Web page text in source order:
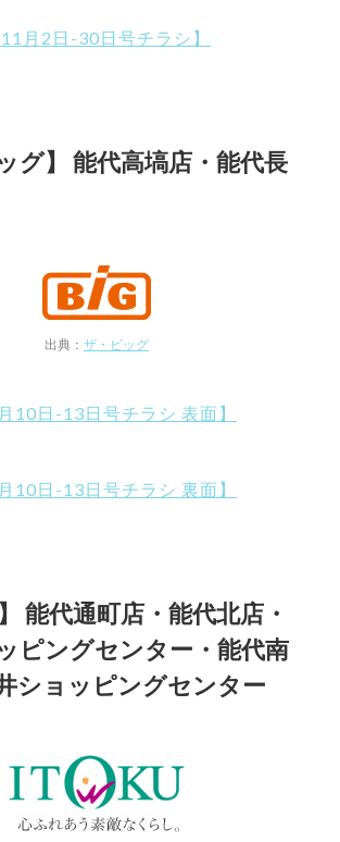
11月2日-30日号チラシ】
グ】 能代高塙店・能代長
出典： ザ・ビッグ
10日-13日号チラシ 表面】
10日-13日号チラシ 裏面】
能代通町店・能代北店・
ピングセンター・能代南
ショッピングセンター